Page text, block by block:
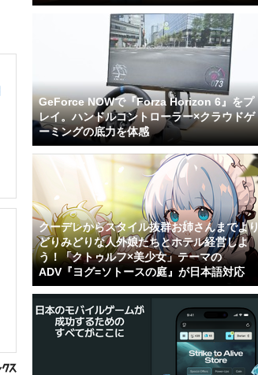
GeForce NOWで『Forza Horizon 6』をプ
レイ。ハンドルコントローラー×クラウドゲ
ーミングの底力を体感
クーデレからスタイル抜群お姉さんまでより
どりみどりな人外娘たちとホテル経営しよ
う！「クトゥルフ×美少女」テーマの
ADV『ヨグ=ソトースの庭』が日本語対応